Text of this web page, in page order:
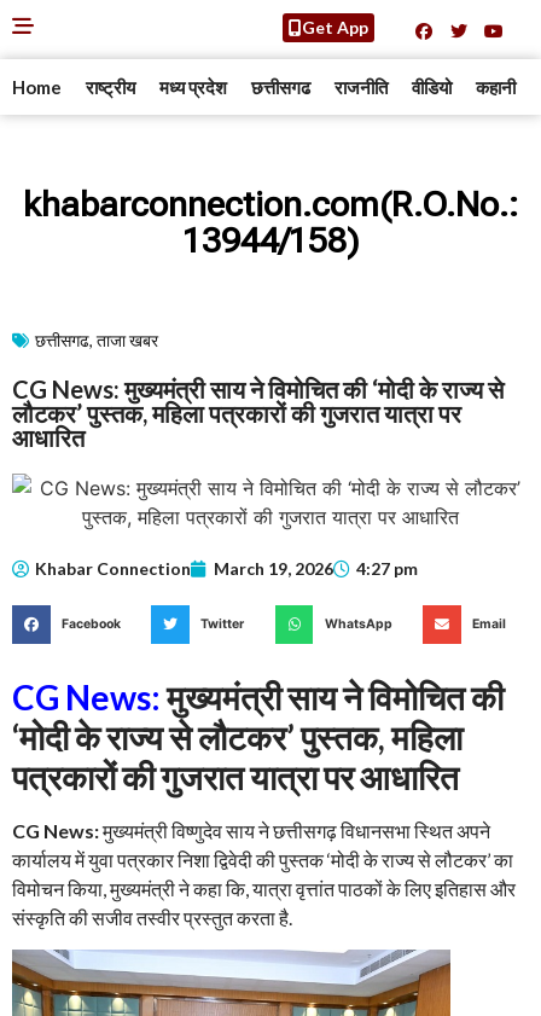
Get App
Home राष्ट्रीय मध्य प्रदेश छत्तीसगढ राजनीति वीडियो कहानी
khabarconnection.com(R.O.No.:
13944/158)
छत्तीसगढ, ताजा खबर
CG News: मुख्यमंत्री साय ने विमोचित की ‘मोदी के राज्य से
लौटकर’ पुस्तक, महिला पत्रकारों की गुजरात यात्रा पर
आधारित
Khabar Connection March 19, 2026 4:27 pm
Facebook Twitter WhatsApp Email
CG News:मुख्यमंत्री साय ने विमोचित की
‘मोदी के राज्य से लौटकर’ पुस्तक, महिला
पत्रकारों की गुजरात यात्रा पर आधारित
CG News:मुख्यमंत्री विष्णुदेव साय ने छत्तीसगढ़ विधानसभा स्थित अपने
कार्यालय में युवा पत्रकार निशा द्विवेदी की पुस्तक ‘मोदी के राज्य से लौटकर’ का
विमोचन किया, मुख्यमंत्री ने कहा कि, यात्रा वृत्तांत पाठकों के लिए इतिहास और
संस्कृति की सजीव तस्वीर प्रस्तुत करता है.